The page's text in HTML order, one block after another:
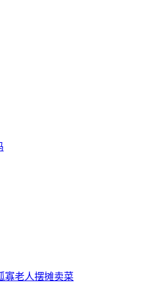
寡老人摆摊卖菜